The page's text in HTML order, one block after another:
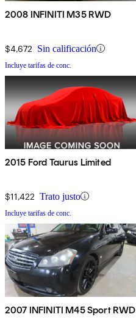
2008 INFINITI M35 RWD
$4,672 Sin calificación
Incluye tarifas de conc.
2015 Ford Taurus Limited
$11,422 Trato justo
Incluye tarifas de conc.
2007 INFINITI M45 Sport RWD